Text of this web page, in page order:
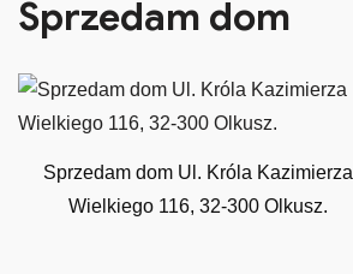
Sprzedam dom
Sprzedam dom Ul. Króla Kazimierza
Wielkiego 116, 32-300 Olkusz.